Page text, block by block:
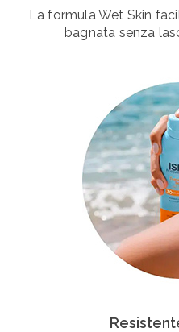
La formula Wet Skin
bagnata senza